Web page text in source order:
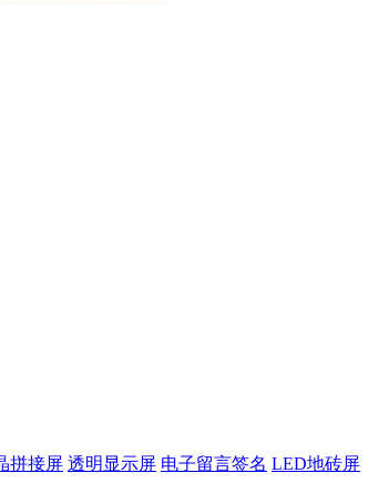
拼接屏 透明显示屏 电子留言签名 LED地砖屏